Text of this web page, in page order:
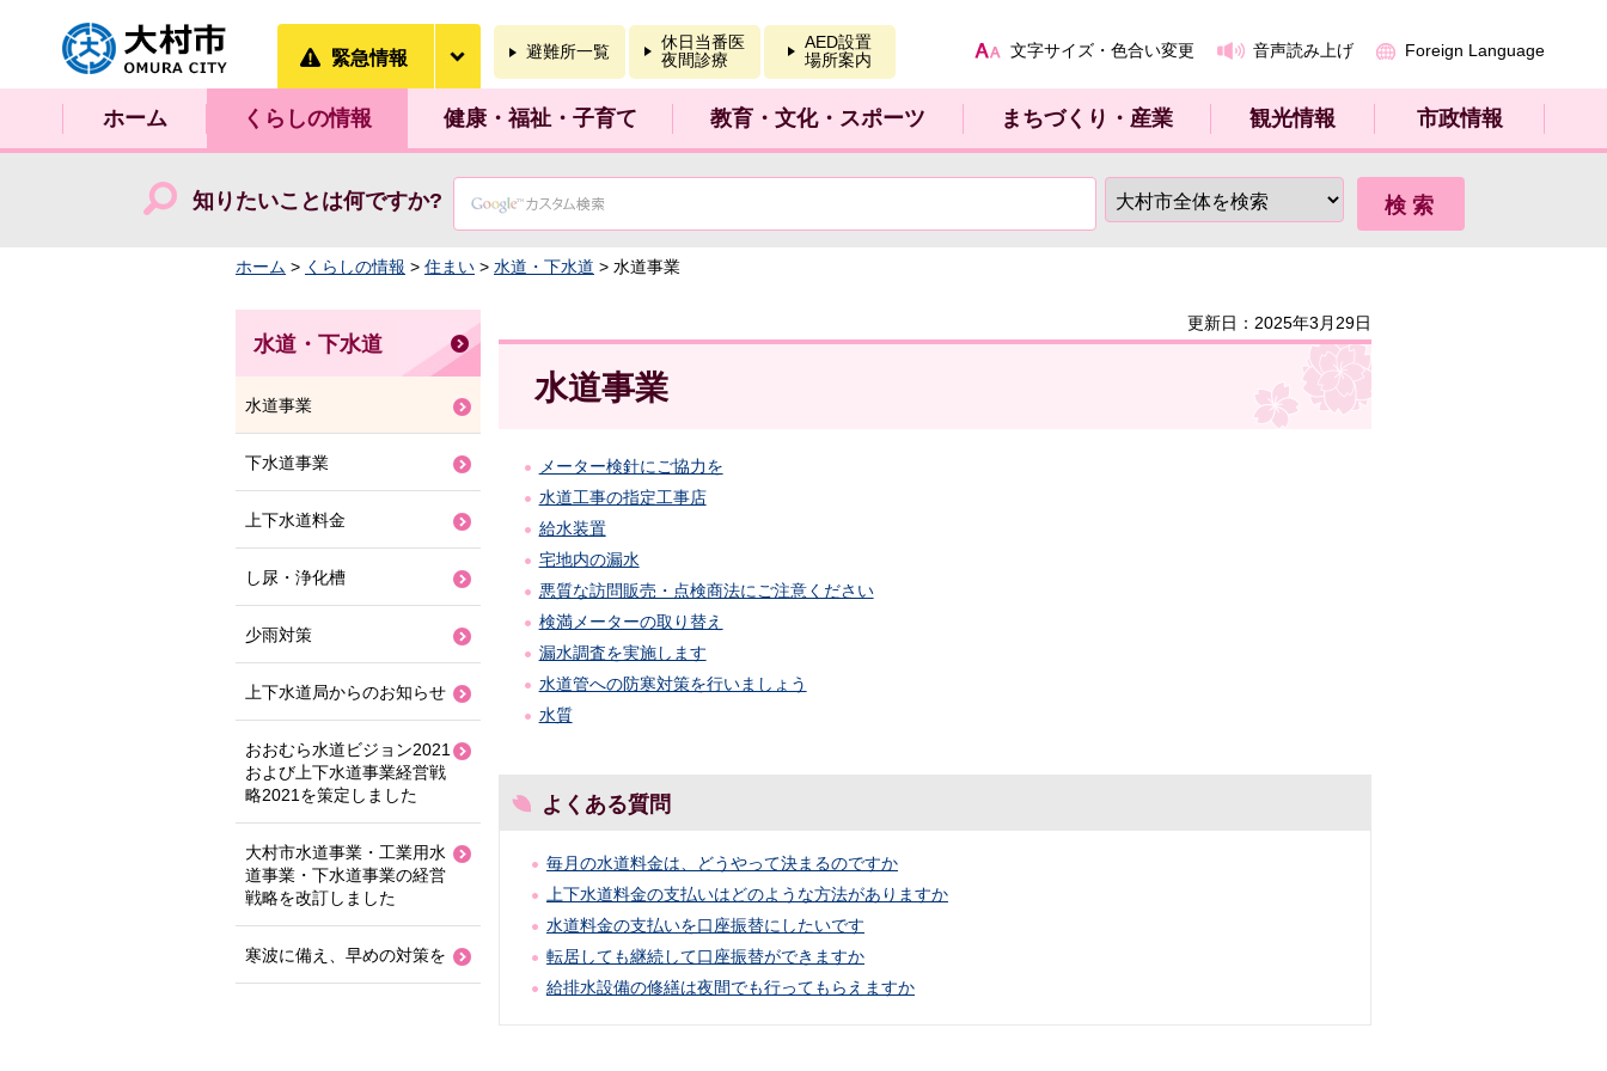
大村市
緊急情報 避難所一覧
休日当番医
夜間診療
AED設置
場所案内
文字サイズ・色合い変更 音声読み上げ Foreign Language
ホーム くらしの情報 健康・福祉・子育て 教育・文化・スポーツ まちづくり・産業 観光情報 市政情報
知りたいことは何ですか?
ホーム > くらしの情報 > 住まい > 水道・下水道 > 水道事業
更新日：2025年3月29日
水道事業
メーター検針にご協力を
水道工事の指定工事店
給水装置
宅地内の漏水
悪質な訪問販売・点検商法にご注意ください
検満メーターの取り替え
漏水調査を実施します
水道管への防寒対策を行いましょう
水質
よくある質問
毎月の水道料金は、どうやって決まるのですか
上下水道料金の支払いはどのような方法がありますか
水道料金の支払いを口座振替にしたいです
転居しても継続して口座振替ができますか
給排水設備の修繕は夜間でも行ってもらえますか
水道・下水道
水道事業
下水道事業
上下水道料金
し尿・浄化槽
少雨対策
上下水道局からのお知らせ
おおむら水道ビジョン2021
および上下水道事業経営戦
略2021を策定しました
大村市水道事業・工業用水
道事業・下水道事業の経営
戦略を改訂しました
寒波に備え、早めの対策を